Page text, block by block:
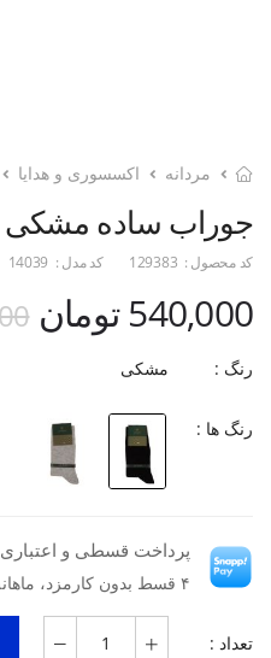
مردانه اکسسوری و هدایا
جوراب ساده مشکی
کد محصول : 129383 کد مدل : 14039
540,000 تومان
رنگ : مشکی
رنگ ها :
پرداخت قسطی و
۴ قسط بدون کارمزد، ماهانه ۱۳۵٬۰۰۰ تومان
تعداد :